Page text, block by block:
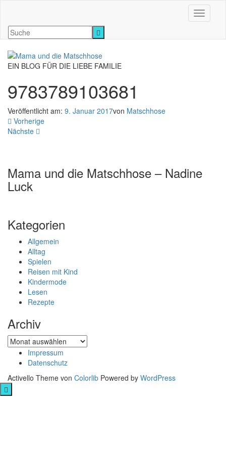
EIN BLOG FÜR DIE LIEBE FAMILIE
9783789103681
Veröffentlicht am: 9. Januar 2017von Matschhose
Vorherige
Nächste
Mama und die Matschhose – Nadine
Luck
Kategorien
Allgemein
Alltag
Spielen
Reisen mit Kind
Kindermode
Lesen
Rezepte
Archiv
Archiv
Impressum
Datenschutz
Activello Theme von Colorlib Powered by WordPress